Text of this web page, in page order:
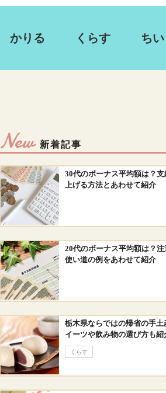
かりる くらす ちい
New 新着記事
30代のボーナス平均額は？
上げる方法とあわせて紹介
20代のボーナス平均額は？
使い道の例をあわせて紹介
栃木県ならではの帰省の手土
イーツや飲み物の選び方も紹
くらす